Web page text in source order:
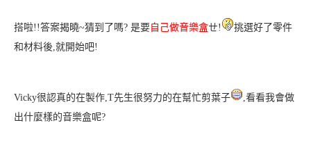
搭啦!!答案揭曉~猜到了嗎? 是要 自己做音樂盒ㄝ!
挑選好了零件
和材料後,就開始吧!
Vicky很認真的在製作,T先生很努力的在幫忙剪葉子
,看看我會做
出什麼樣的音樂盒呢?